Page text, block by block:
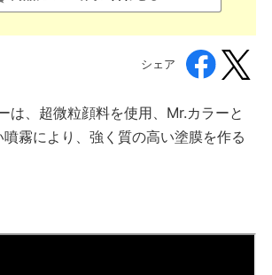
シェア
は、超微粒顔料を使用、Mr.カラーと
霧により、強く質の高い塗膜を作る